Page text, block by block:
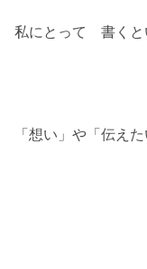
私にとって 書くと
「想い」や「伝え